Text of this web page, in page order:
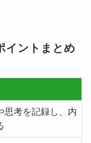
イントまとめ
思考を記録し、内